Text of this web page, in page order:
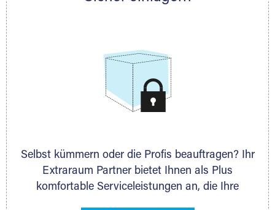
Selbst kümmern oder die Profis beauftragen? Ihr
Extraraum Partner bietet Ihnen als Plus
komfortable Serviceleistungen an, die Ihre